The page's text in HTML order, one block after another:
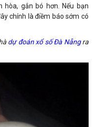
gắn bó hơn. Nếu bạn
chính là điềm báo sớm có
dự đoán xổ số Đà Nẵngra